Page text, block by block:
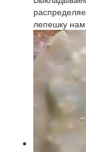
лепешку